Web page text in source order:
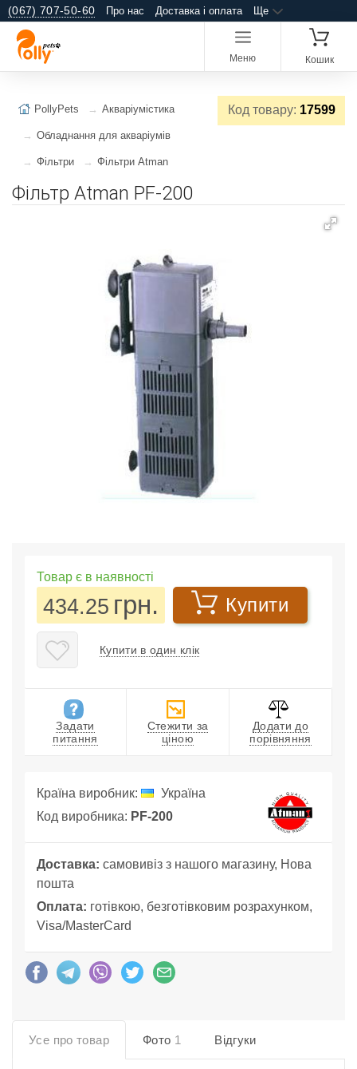
(067) 707-50-60 Про нас Доставка і оплата Ще
Меню Кошик
Код товару: 17599
PollyPets Акваріумістика
Обладнання для акваріумів
Фільтри Фільтри Atman
Фільтр Atman PF-200
Товар є в наявності
434.25 грн. Купити
Купити в один клік
Задати
питання
Стежити за
ціною
Додати до
порівняння
Країна виробник:
Україна
Код виробника: PF-200
Доставка: самовивіз з нашого магазину, Нова
пошта
Оплата: готівкою, безготівковим розрахунком,
Visa/MasterCard
Усе про товар Фото 1 Відгуки